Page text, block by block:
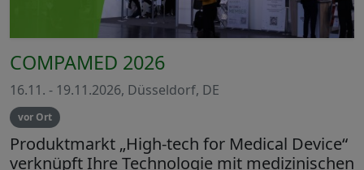
COMPAMED 2026
16.11. - 19.11.2026, Düsseldorf, DE
vor Ort
Produktmarkt „High-tech for Medical Device“
verknüpft Ihre Technologie mit medizinischen